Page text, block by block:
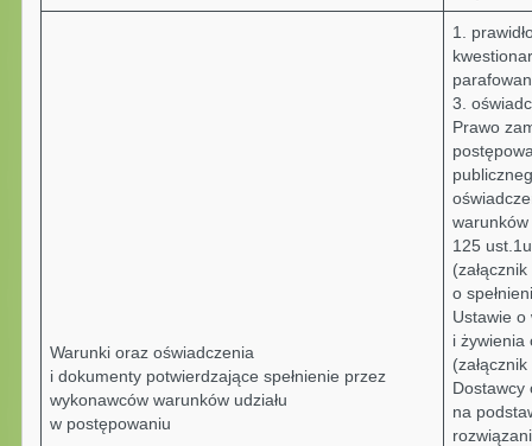
Warunki oraz oświadczenia
i dokumenty potwierdzające spełnienie przez
wykonawców warunków udziału
w postępowaniu
1.
3.
Prawo
warunków
125
o
Ustawie o
i żywienia
Dostawcy
na